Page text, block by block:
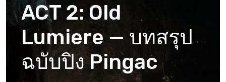
ACT 2: Old
Lumiere — บทสรุป
ฉบับปิง Pingac